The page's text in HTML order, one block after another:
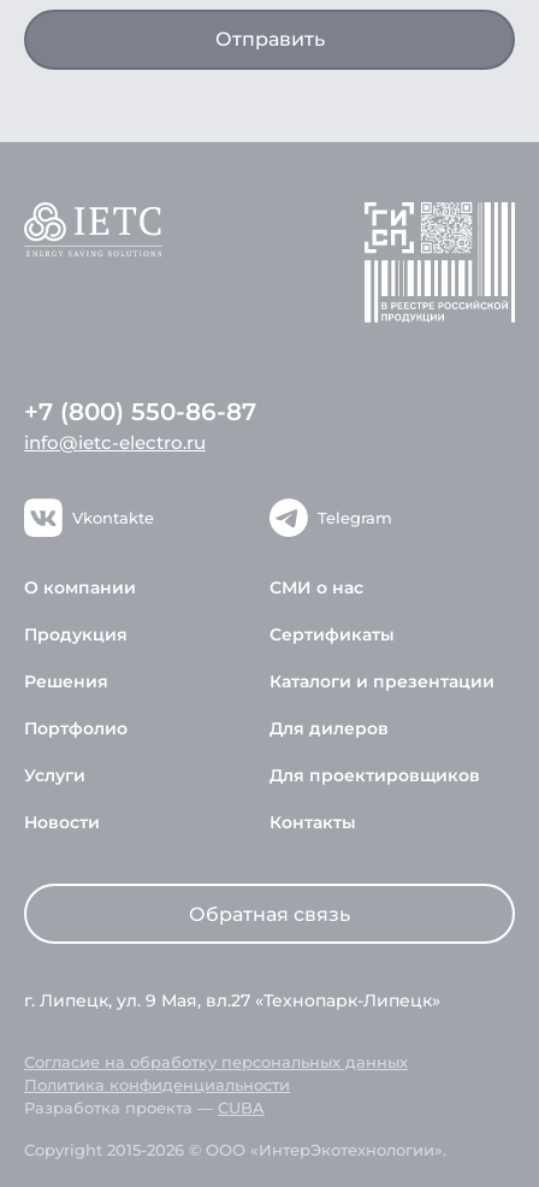
Отправить
+7 (800) 550-86-87
info@ietc-electro.ru
Vkontakte Telegram
О компании
Продукция
Решения
Портфолио
Услуги
Новости
СМИ о нас
Сертификаты
Каталоги и презентации
Для дилеров
Для проектировщиков
Контакты
Обратная связь
г. Липецк, ул. 9 Мая, вл.27 «Технопарк-Липецк»
Согласие на обработку персональных данных
Политика конфиденциальности
Разработка проекта — CUBA
Copyright 2015-2026 © ООО «ИнтерЭкотехнологии».